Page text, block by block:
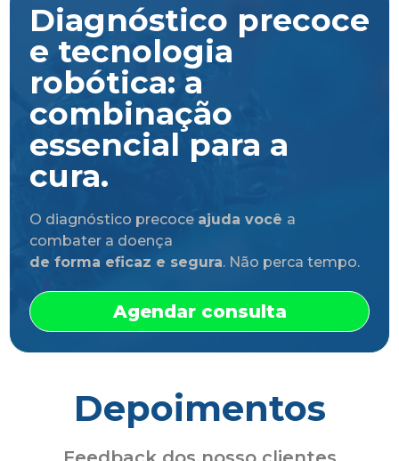
Diagnóstico precoce
e tecnologia
robótica: a
combinação
essencial para a
cura.
O diagnóstico precoce ajuda você a
combater a doença
de forma eficaz e segura. Não perca tempo.
Agendar consulta
Depoimentos